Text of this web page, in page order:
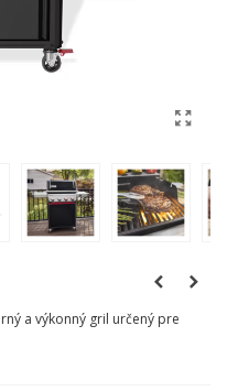
a výkonný gril určený pre